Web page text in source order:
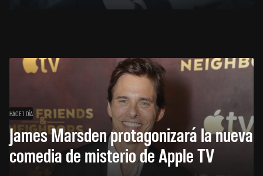
HACE 1 DÍA
James Marsden protagonizará la nueva
comedia de misterio de Apple TV